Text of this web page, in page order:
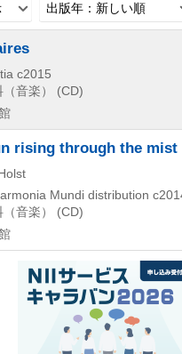
出版年：新しい順
c2015
（音楽） (CD)
rising through the mist
Mundi distribution
（音楽） (CD)